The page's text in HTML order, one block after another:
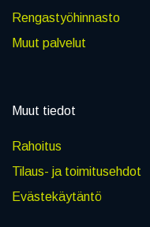
Rengastyöhinnasto
Muut palvelut
Muut tiedot
Rahoitus
Tilaus- ja toimitusehdot
Evästekäytäntö